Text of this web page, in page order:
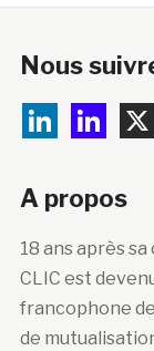
Nous
A propos
18 ans après
CLIC est
francophone
de